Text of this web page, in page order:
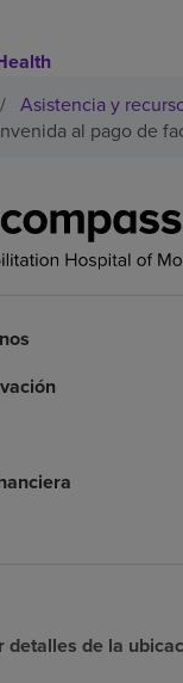
/ Asistencia y
al pago de
detalles de la